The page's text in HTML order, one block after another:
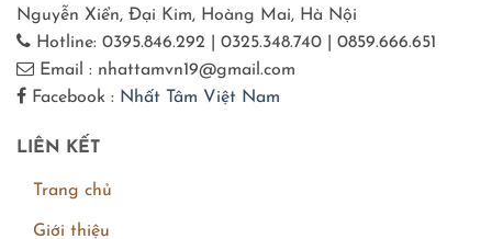
Nguyễn Xiển, Đại Kim, Hoàng Mai, Hà Nội
Hotline: 0395.846.292 | 0325.348.740 | 0859.666.651
Email : nhattamvn19@gmail.com
Facebook : Nhất Tâm Việt Nam
LIÊN KẾT
Trang chủ
Giới thiệu